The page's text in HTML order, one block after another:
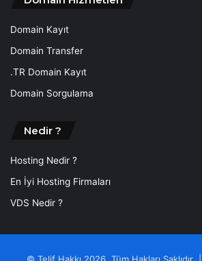
Domain Kayıt
Domain Transfer
.TR Domain Kayıt
Domain Sorgulama
Nedir ?
Hosting Nedir ?
En İyi Hosting Firmaları
VDS Nedir ?
© Telif Hakkı 2026, Tüm Hakları Saklıdır |